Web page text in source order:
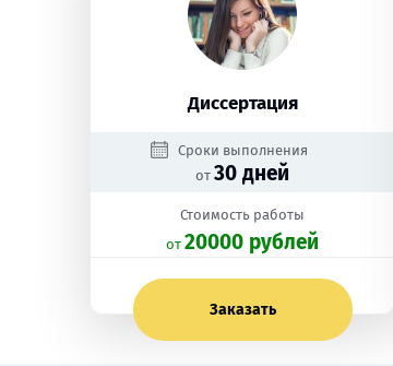
Диссертация
Сроки выполнения
от 30 дней
Стоимость работы
oт 20000 рублей
Заказать